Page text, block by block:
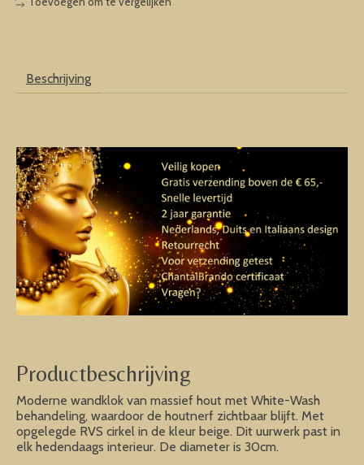
Beschrijving
Productbeschrijving
Moderne wandklok van massief hout met White-Wash
behandeling, waardoor de houtnerf zichtbaar blijft. Met
opgelegde RVS cirkel in de kleur beige. Dit uurwerk past in
elk hedendaags interieur. De diameter is 30cm.